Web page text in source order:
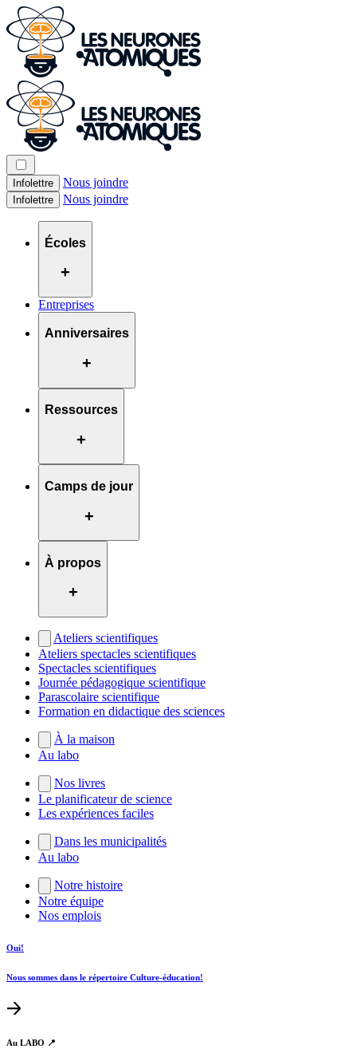
Infolettre Nous joindre
Infolettre Nous joindre
Écoles
+
Entreprises
Anniversaires
+
Ressources
+
Camps de jour
+
À propos
+
Ateliers scientifiques
Ateliers spectacles scientifiques
Spectacles scientifiques
Journée pédagogique scientifique
Parascolaire scientifique
Formation en didactique des sciences
À la maison
Au labo
Nos livres
Le planificateur de science
Les expériences faciles
Dans les municipalités
Au labo
Notre histoire
Notre équipe
Nos emplois
Oui!
Nous sommes dans le répertoire Culture-éducation!
Au LABO 📍